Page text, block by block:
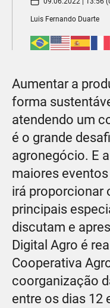
Luis Fernando Duarte
Aumentar a
forma
atendendo um
é o grande
agronegócio. E
maiores
irá proporcionar
principais
discutam e
Digital Agro é
Cooperativa
coorganização
entre os dias 12